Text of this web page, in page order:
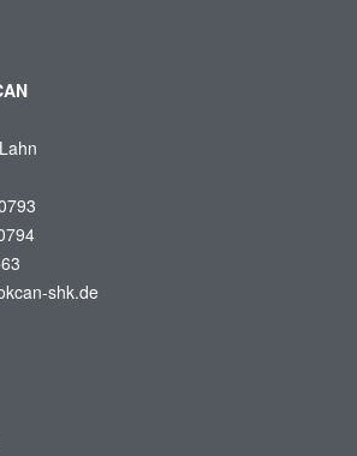
shk.de